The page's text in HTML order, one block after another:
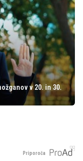
v 20. in 30.
Priporoča